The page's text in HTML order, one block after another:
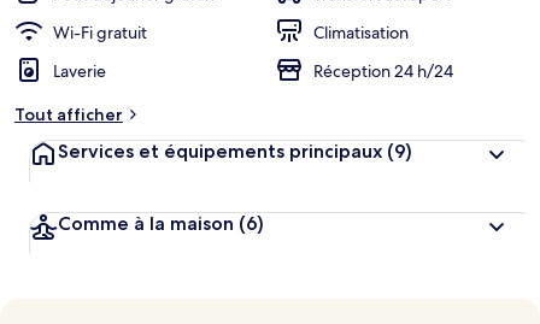
Wi-Fi gratuit
Climatisation
Laverie
Réception 24 h/24
Tout afficher
Services et équipements principaux (9)
Comme à la maison (6)